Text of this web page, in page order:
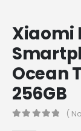
Xiaomi
Ocean
256GB
(